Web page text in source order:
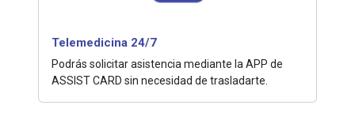
Telemedicina 24/7
Podrás solicitar asistencia mediante la APP de
ASSIST CARD sin necesidad de trasladarte.